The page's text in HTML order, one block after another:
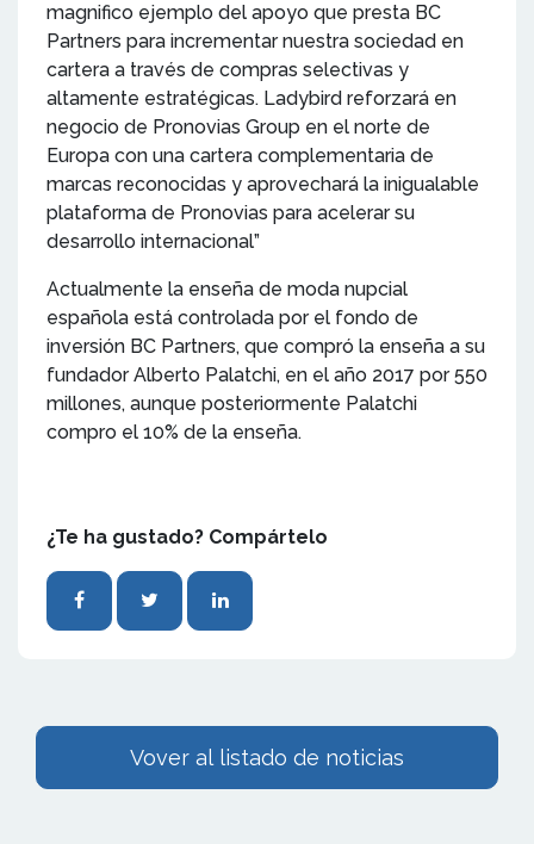
magnifico ejemplo del apoyo que presta BC
Partners para incrementar nuestra sociedad en
cartera a través de compras selectivas y
altamente estratégicas. Ladybird reforzará en
negocio de Pronovias Group en el norte de
Europa con una cartera complementaria de
marcas reconocidas y aprovechará la inigualable
plataforma de Pronovias para acelerar su
desarrollo internacional”
Actualmente la enseña de moda nupcial
española está controlada por el fondo de
inversión BC Partners, que compró la enseña a su
fundador Alberto Palatchi, en el año 2017 por 550
millones, aunque posteriormente Palatchi
compro el 10% de la enseña.
¿Te ha gustado? Compártelo
Vover al listado de noticias